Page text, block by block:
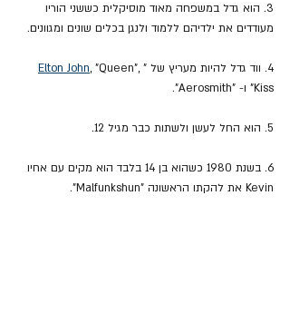
3. הוא גדל במשפחה מאוד מוסיקלית כששני הוריו
מעודדים את ילדיהם ללמוד ולנגן בכלים שונים ומגוונים.
4. ווד גדל להיות מעריץ של " Elton John, "Queen",
"Kiss ו- "Aerosmith".
5. הוא החל לעשן ולשתות כבר מגיל 12.
6. בשנת 1980 כשהוא בן 14 בלבד הוא מקים עם אחיו
Kevin את להקתו הראשונה "Malfunkshun".